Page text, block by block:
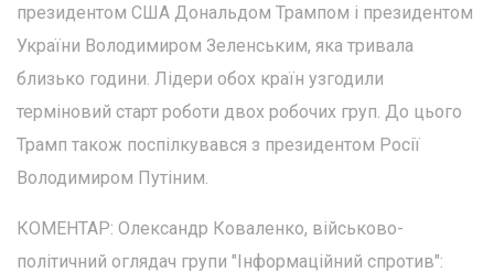
президентом США Дональдом Трампом і президентом
України Володимиром Зеленським, яка тривала
близько години. Лідери обох країн узгодили
терміновий старт роботи двох робочих груп. До цього
Трамп також поспілкувався з президентом Росії
Володимиром Путіним.
КОМЕНТАР: Олександр Коваленко, військово-
політичний оглядач групи "Інформаційний спротив":